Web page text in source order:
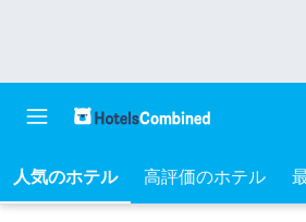
人気のホテル 高評価のホテル